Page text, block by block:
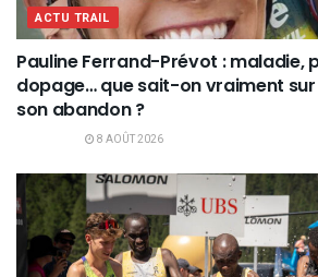
ACTU TRAIL
Pauline Ferrand-Prévot : maladie,
dopage… que sait-on vraiment sur
son abandon ?
8 AOÛT 2026